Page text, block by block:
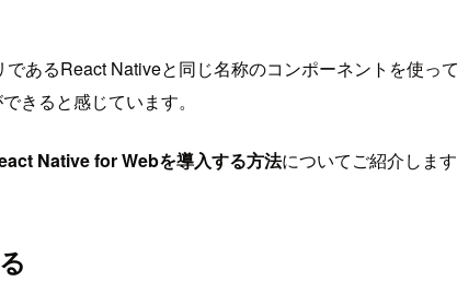
あるReact Nativeと同じ名称のコンポーネントを使
きると感じています。
Native for Webを導入する方法についてご紹介します